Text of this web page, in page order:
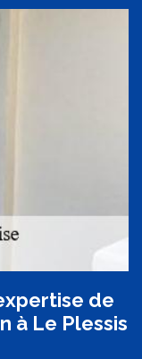
de
à Le Plessis